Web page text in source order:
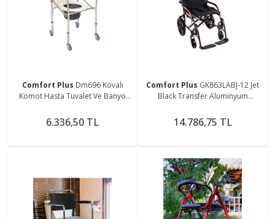
Comfort Plus Dm696 Kovalı
Komot Hasta Tuvalet Ve Banyo
6.336,50 TL
Comfort Plus GK863LABJ-12 Jet
Black Transfer Alüminyum
14.786,75 TL